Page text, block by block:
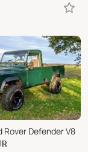
Rover Defender V8